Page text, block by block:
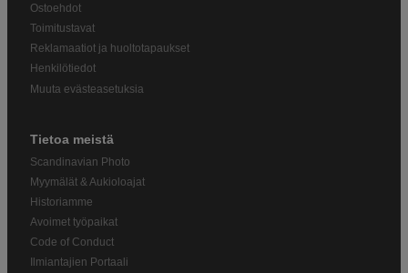
Ostoehdot
Toimitustavat
Reklamaatiot ja huoltotapaukset
Henkilötiedot
Muuta evästeasetuksia
Tietoa meistä
Scandinavian Photo
Myymälät & Aukioloajat
Historiamme
Avoimet työpaikat
Code of Conduct
Ilmiantajien Portaali